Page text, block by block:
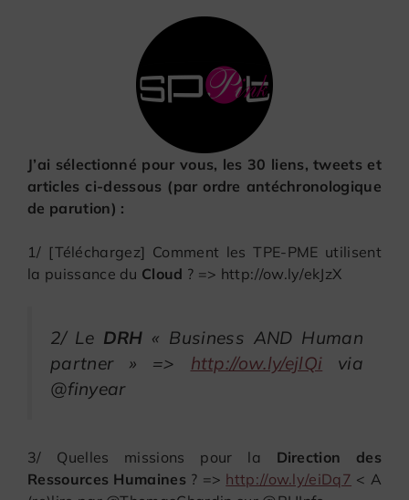
J’ai sélectionné pour vous, les 30 liens, tweets et
articles ci-dessous (par ordre antéchronologique
de parution) :
1/ [Téléchargez] Comment les TPE-PME utilisent
la puissance du Cloud ? => http://ow.ly/ekJzX
2/ Le DRH « Business AND Human
partner » => http://ow.ly/ejlQi via
@finyear
3/ Quelles missions pour la Direction des
Ressources Humaines ? => http://ow.ly/eiDq7 < A